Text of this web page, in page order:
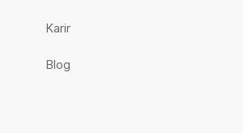
Karir
Blog